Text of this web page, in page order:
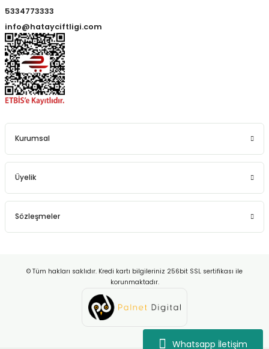
Whatsapp İletişim
5334773333
info@hatayciftligi.com
Kurumsal
Üyelik
Sözleşmeler
© Tüm hakları saklıdır. Kredi kartı bilgileriniz 256bit SSL sertifikası ile
korunmaktadır.